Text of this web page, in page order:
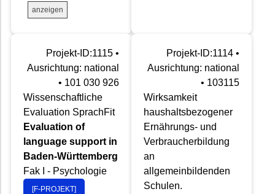
anzeigen
Projekt-ID:1115 •
Ausrichtung: national
• 101 030 926
Wissenschaftliche
Evaluation SprachFit
Evaluation of
language support in
Baden-Württemberg
Fak I - Psychologie
[F-PROJEKT]
Projekt-ID:1114 •
Ausrichtung: national
• 103115
Wirksamkeit
haushaltsbezogener
Ernährungs- und
Verbraucherbildung
an
allgemeinbildenden
Schulen.